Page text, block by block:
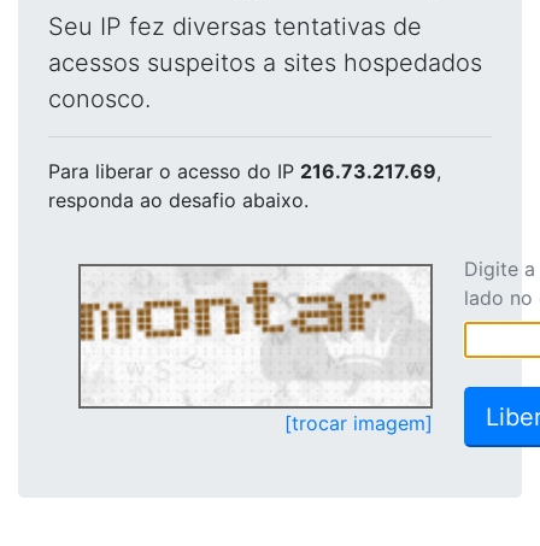
Seu IP fez diversas tentativas de
acessos suspeitos a sites hospedados
conosco.
Para liberar o acesso do IP 216.73.217.69,
responda ao desafio abaixo.
[trocar imagem]
Digite
lado no